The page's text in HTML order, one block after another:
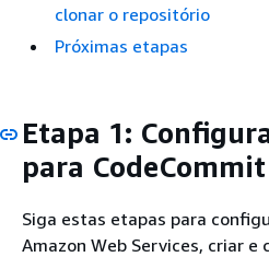
clonar o repositório
Próximas etapas
Etapa 1:
para CodeCommit
Siga estas etapas para
Amazon Web Services, criar